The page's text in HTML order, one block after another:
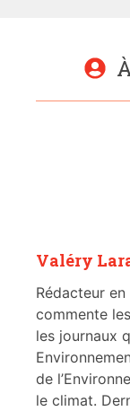
Valéry
Rédacteur
commente
les journaux
de
le climat.